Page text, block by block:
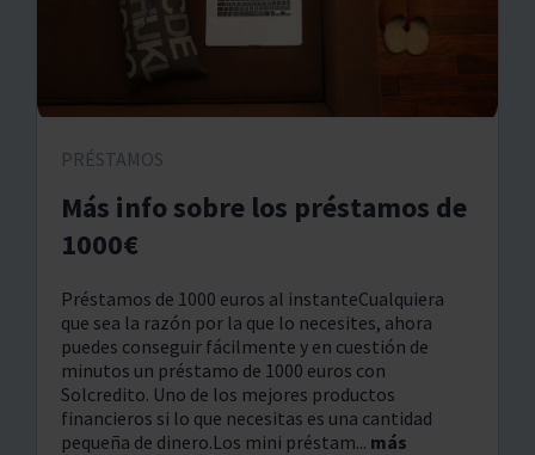
PRÉSTAMOS
Más info sobre los préstamos de
1000€
Préstamos de 1000 euros al instanteCualquiera
que sea la razón por la que lo necesites, ahora
puedes conseguir fácilmente y en cuestión de
minutos un préstamo de 1000 euros con
Solcredito. Uno de los mejores productos
financieros si lo que necesitas es una cantidad
pequeña de dinero.Los mini préstam... más